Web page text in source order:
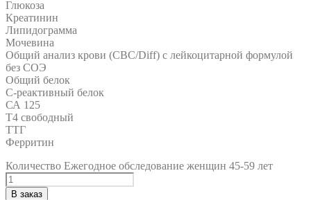
Глюкоза
Креатинин
Липидограмма
Мочевина
Общий анализ крови (CBC/Diff) с лейкоцитарной формулой
без СОЭ
Общий белок
С-реактивный белок
СА 125
Т4 свободный
ТТГ
Ферритин
Количество Ежегодное обследование женщин 45-59 лет
В заказ